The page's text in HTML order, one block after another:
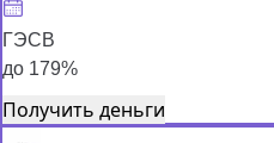
ГЭСВ
до 179%
Получить деньги